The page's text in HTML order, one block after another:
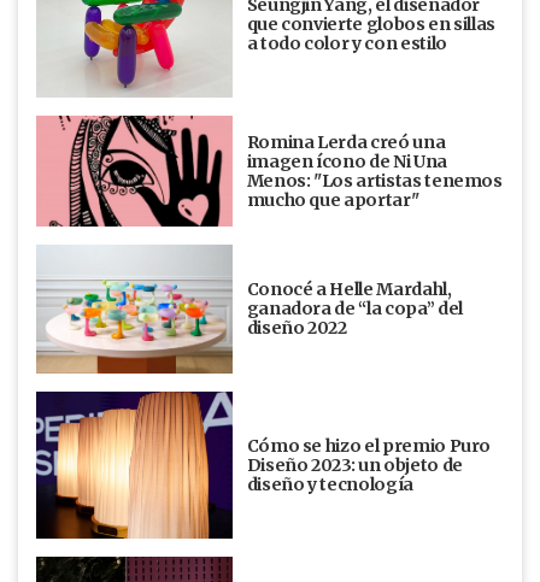
Seungjin Yang, el diseñador
que convierte globos en sillas
a todo color y con estilo
Romina Lerda creó una
imagen ícono de Ni Una
Menos: "Los artistas tenemos
mucho que aportar"
Conocé a Helle Mardahl,
ganadora de “la copa” del
diseño 2022
Cómo se hizo el premio Puro
Diseño 2023: un objeto de
diseño y tecnología